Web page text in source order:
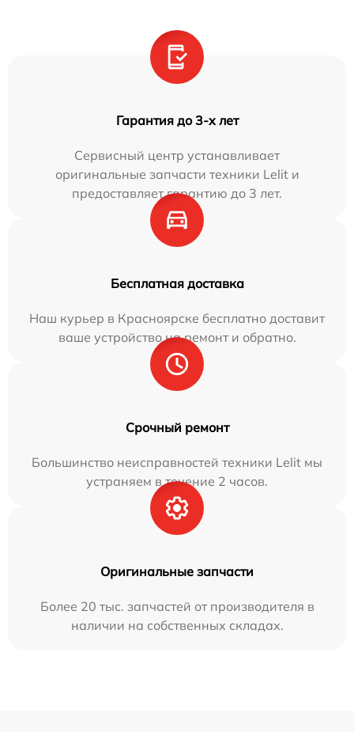
Гарантия до 3-х лет
Сервисный центр устанавливает
оригинальные запчасти техники Lelit и
предоставляет гарантию до 3 лет.
Бесплатная доставка
Наш курьер в Красноярске бесплатно доставит
ваше устройство на ремонт и обратно.
Срочный ремонт
Большинство неисправностей техники Lelit мы
устраняем в течение 2 часов.
Оригинальные запчасти
Более 20 тыс. запчастей от производителя в
наличии на собственных складах.